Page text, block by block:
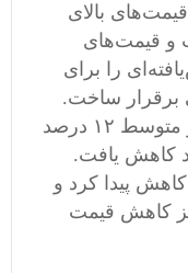
بالای
و قیمت‌های
را برای
برقرار ساخت.
برای مثال، قیمت نان و آرد به‌طور متوسط ۱۲ درصد
کاهش یافت.
۱۰ درصد کاهش پیدا کرد و
کاهش قیمت